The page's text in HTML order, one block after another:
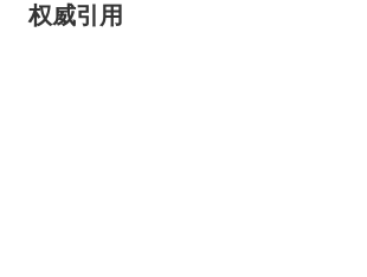
权威引用